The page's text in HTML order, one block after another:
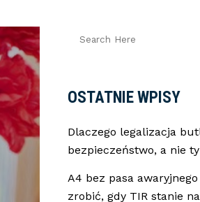
OSTATNIE WPISY
Dlaczego legalizacja
bezpieczeństwo, a nie
A4 bez pasa
zrobić, gdy TIR stanie